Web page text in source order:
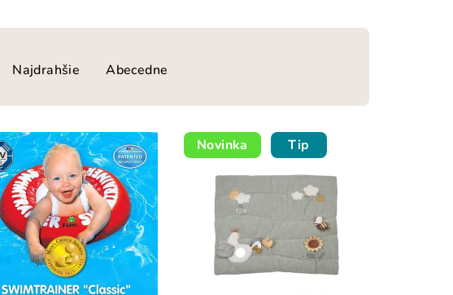
Najdrahšie Abecedne
Novinka Tip